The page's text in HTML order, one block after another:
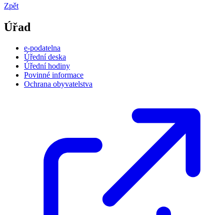
Zpět
Úřad
e-podatelna
Úřední deska
Úřední hodiny
Povinné informace
Ochrana obyvatelstva